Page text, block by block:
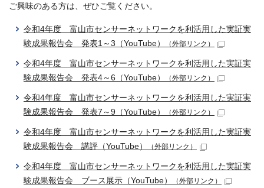
ご興味のある方は、ぜひご覧ください。
令和4年度 富山市センサーネットワークを利活用した実証実
験成果報告会 発表1～3（YouTube）
（外部リンク）
令和4年度 富山市センサーネットワークを利活用した実証実
験成果報告会 発表4～6（YouTube）
（外部リンク）
令和4年度 富山市センサーネットワークを利活用した実証実
験成果報告会 発表7～9（YouTube）
（外部リンク）
令和4年度 富山市センサーネットワークを利活用した実証実
験成果報告会 講評（YouTube）
（外部リンク）
令和4年度 富山市センサーネットワークを利活用した実証実
験成果報告会 ブース展示（YouTube）
（外部リンク）